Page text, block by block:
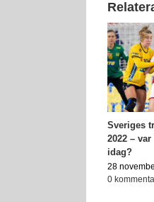
Sveriges
2022 –
idag?
28
0